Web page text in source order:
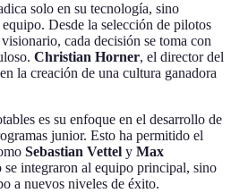
solo en su tecnología, sino
Desde la selección de pilotos
cada decisión se toma con
Christian Horner, el director del
la creación de una cultura ganadora
es su enfoque en el desarrollo de
junior. Esto ha permitido el
Sebastian Vettel y Max
se integraron al equipo principal, sino
a nuevos niveles de éxito.